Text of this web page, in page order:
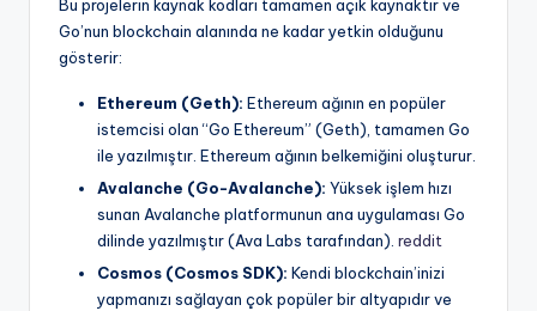
Bu projelerin kaynak kodları tamamen açık kaynaktır ve
Go’nun blockchain alanında ne kadar yetkin olduğunu
gösterir:
Ethereum (Geth): Ethereum ağının en popüler
istemcisi olan “Go Ethereum” (Geth), tamamen Go
ile yazılmıştır. Ethereum ağının belkemiğini oluşturur.
Avalanche (Go-Avalanche): Yüksek işlem hızı
sunan Avalanche platformunun ana uygulaması Go
dilinde yazılmıştır (Ava Labs tarafından). reddit
Cosmos (Cosmos SDK): Kendi blockchain’inizi
yapmanızı sağlayan çok popüler bir altyapıdır ve